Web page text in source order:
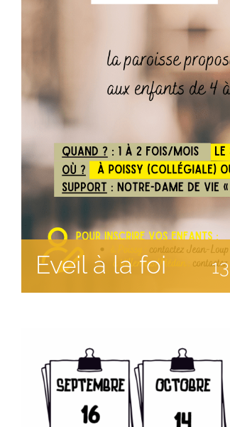
Eveil à la foi 13